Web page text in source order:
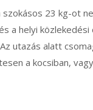
23 kg-ot
a helyi
utazás alatt
a kocsiban,